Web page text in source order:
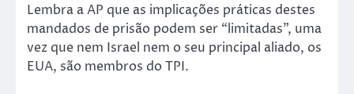
Lembra a AP que as implicações práticas destes
mandados de prisão podem ser “limitadas”, uma
vez que nem Israel nem o seu principal aliado, os
EUA, são membros do TPI.